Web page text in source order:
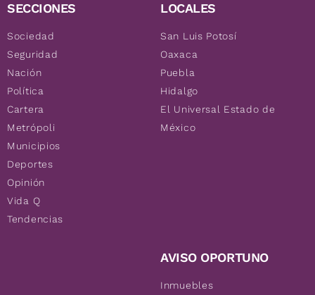
SECCIONES
Sociedad
Seguridad
Nación
Política
Cartera
Metrópoli
Municipios
Deportes
Opinión
Vida Q
Tendencias
LOCALES
San Luis Potosí
Oaxaca
Puebla
Hidalgo
El Universal Estado de
México
AVISO OPORTUNO
Inmuebles